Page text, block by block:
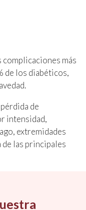
complicaciones más
de los diabéticos,
de
intensidad,
extremidades
las principales